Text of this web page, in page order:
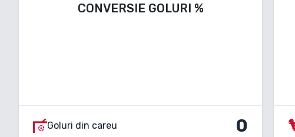
CONVERSIE GOLURI %
Goluri din careu 0